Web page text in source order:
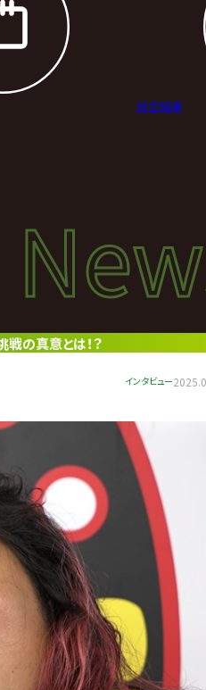
試合結果
News
ニ
の真意とは！？
インタビュー